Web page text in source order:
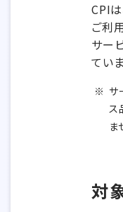
CPI
ご利
サー
ていま
サ
ス
ま
対